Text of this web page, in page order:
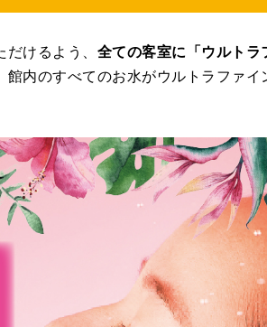
けるよう、 全ての客室に「ウルトラ
内のすべてのお水がウルトラファイ